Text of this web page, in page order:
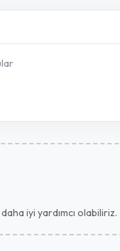
iyi yardımcı olabiliriz.